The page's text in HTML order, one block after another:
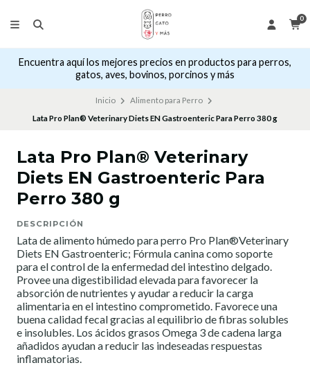
0
Encuentra aquí los mejores precios en productos para perros,
gatos, aves, bovinos, porcinos y más
Inicio
Alimento para Perro
Lata Pro Plan® Veterinary Diets EN Gastroenteric Para Perro 380 g
Lata Pro Plan® Veterinary
Diets EN Gastroenteric Para
Perro 380 g
DESCRIPCIÓN
Lata de alimento húmedo para perro Pro Plan®Veterinary
Diets EN Gastroenteric; Fórmula canina como soporte
para el control de la enfermedad del intestino delgado.
Provee una digestibilidad elevada para favorecer la
absorción de nutrientes y ayudar a reducir la carga
alimentaria en el intestino comprometido. Favorece una
buena calidad fecal gracias al equilibrio de fibras solubles
e insolubles. Los ácidos grasos Omega 3 de cadena larga
añadidos ayudan a reducir las indeseadas respuestas
inflamatorias.